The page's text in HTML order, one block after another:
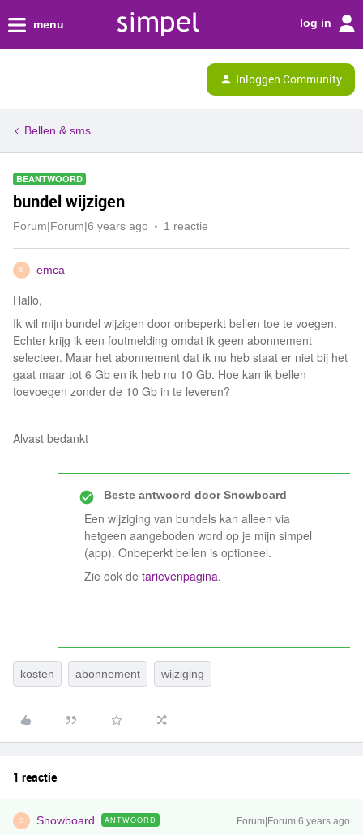
menu log in
Inloggen Community
Bellen & sms
BEANTWOORD
bundel wijzigen
Forum|Forum|6 years ago 1 reactie
E emca
Hallo,
Ik wil mijn bundel wijzigen door onbeperkt bellen toe te voegen.
Echter krijg ik een foutmelding omdat ik geen abonnement
selecteer. Maar het abonnement dat ik nu heb staat er niet bij het
gaat maar tot 6 Gb en ik heb nu 10 Gb. Hoe kan ik bellen
toevoegen zonder de 10 Gb in te leveren?
Alvast bedankt
Beste antwoord doorSnowboard
Een wijziging van bundels kan alleen via
hetgeen aangeboden word op je mijn simpel
(app). Onbeperkt bellen is optioneel.
Zie ook de tarievenpagina.
kosten abonnement wijziging
1 reactie
S Snowboard ANTWOORD Forum|Forum|6 years ago